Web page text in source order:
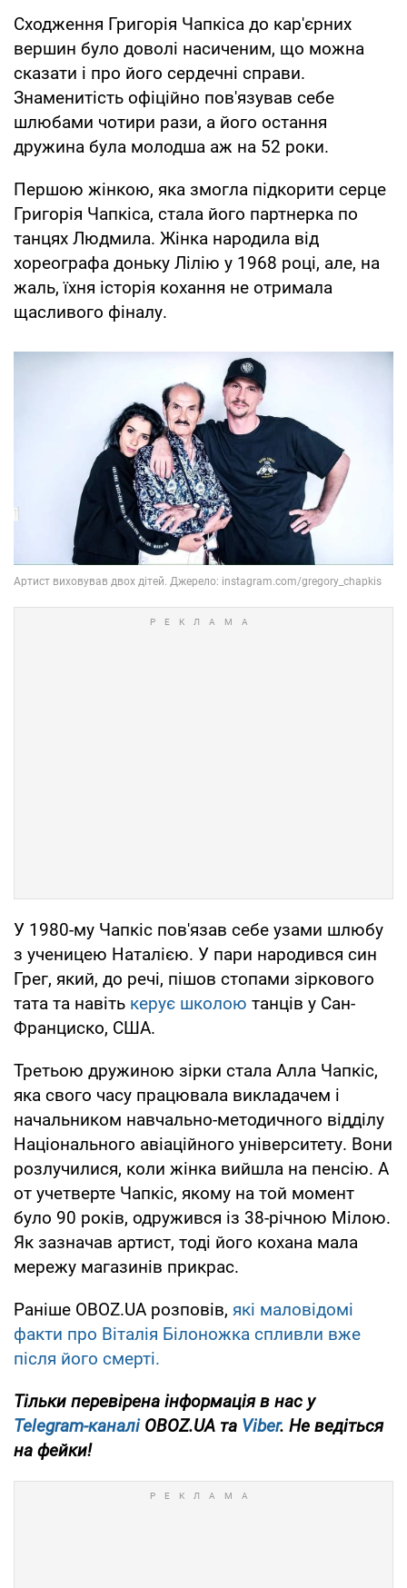
Сходження Григорія Чапкіса до кар'єрних
вершин було доволі насиченим, що можна
сказати і про його сердечні справи.
Знаменитість офіційно пов'язував себе
шлюбами чотири рази, а його остання
дружина була молодша аж на 52 роки.
Першою жінкою, яка змогла підкорити серце
Григорія Чапкіса, стала його партнерка по
танцях Людмила. Жінка народила від
хореографа доньку Лілію у 1968 році, але, на
жаль, їхня історія кохання не отримала
щасливого фіналу.
У 1980-му Чапкіс пов'язав себе узами шлюбу
з ученицею Наталією. У пари народився син
Грег, який, до речі, пішов стопами зіркового
тата та навіть керує школою танців у Сан-
Франциско, США.
Третьою дружиною зірки стала Алла Чапкіс,
яка свого часу працювала викладачем і
начальником навчально-методичного відділу
Національного авіаційного університету. Вони
розлучилися, коли жінка вийшла на пенсію. А
от учетверте Чапкіс, якому на той момент
було 90 років, одружився із 38-річною Мілою.
Як зазначав артист, тоді його кохана мала
мережу магазинів прикрас.
Раніше OBOZ.UA розповів, які маловідомі
факти про Віталія Білоножка спливли вже
після його смерті.
Тільки перевірена інформація в нас у
Telegram-каналіOBOZ.UA та Viber. Не ведіться
на фейки!